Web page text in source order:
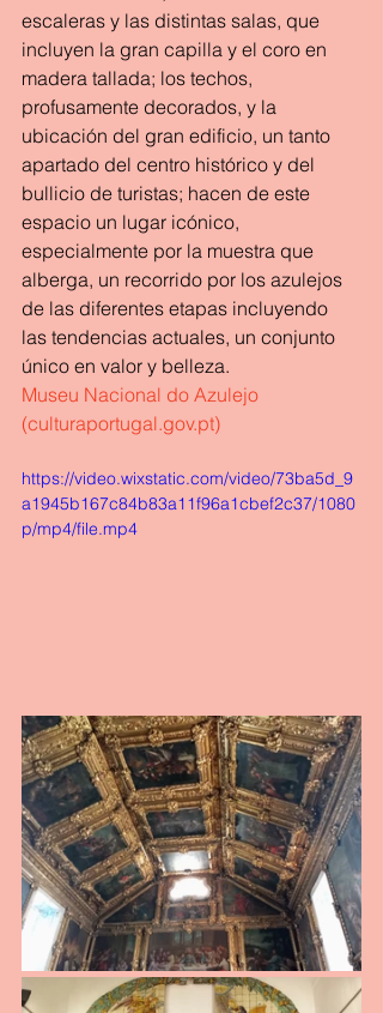
escaleras y las distintas salas, que
incluyen la gran capilla y el coro en
madera tallada; los techos,
profusamente decorados, y la
ubicación del gran edificio, un tanto
apartado del centro histórico y del
bullicio de turistas; hacen de este
espacio un lugar icónico,
especialmente por la muestra que
alberga, un recorrido por los azulejos
de las diferentes etapas incluyendo
las tendencias actuales, un conjunto
único en valor y belleza.
Museu Nacional do Azulejo
(culturaportugal.gov.pt)
https://video.wixstatic.com/video/73ba5d_9
a1945b167c84b83a11f96a1cbef2c37/1080
p/mp4/file.mp4